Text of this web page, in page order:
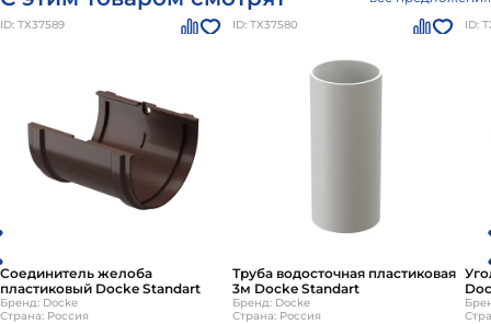
ID: ТХ37589
Соединитель желоба
пластиковый Docke Standart
Бренд: Docke
Страна: Россия
ID: ТХ37580
Труба водосточная пластиковая
3м Docke Standart
Бренд: Docke
Страна: Россия
ID: